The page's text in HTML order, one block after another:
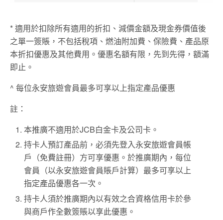
* 適用於扣除所有適用的折扣、減價金額及現金券價值後
之單一簽賬，不包括稅項、燃油附加費、保險費、產品原
本折扣優惠及其他費用。優惠名額有限，先到先得，額滿
即止。
^ 每位永安旅遊會員最多可享以上指定產品優惠
註：
本推廣不適用於JCB白金卡及公司卡。
持卡人預訂產品前，必須先登入永安旅遊會員帳
戶（免費註冊）方可享優惠。於推廣期內，每位
會員（以永安旅遊會員賬戶計算）最多可享以上
指定產品優惠各一次。
持卡人須於推廣期內以有效之合資格信用卡於參
與商戶作全數簽賬以享此優惠。